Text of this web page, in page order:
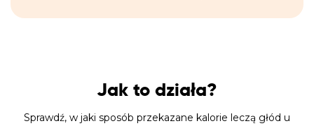
Jak to działa?
Sprawdź, w jaki sposób przekazane kalorie leczą głód u